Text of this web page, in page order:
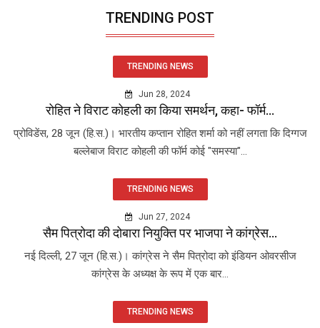
TRENDING POST
TRENDING NEWS
Jun 28, 2024
रोहित ने विराट कोहली का किया समर्थन, कहा- फॉर्म...
प्रोविडेंस, 28 जून (हि.स.)। भारतीय कप्तान रोहित शर्मा को नहीं लगता कि दिग्गज
बल्लेबाज विराट कोहली की फॉर्म कोई "समस्या"...
TRENDING NEWS
Jun 27, 2024
सैम पित्रोदा की दोबारा नियुक्ति पर भाजपा ने कांग्रेस...
नई दिल्ली, 27 जून (हि.स.)। कांग्रेस ने सैम पित्रोदा को इंडियन ओवरसीज
कांग्रेस के अध्यक्ष के रूप में एक बार...
TRENDING NEWS